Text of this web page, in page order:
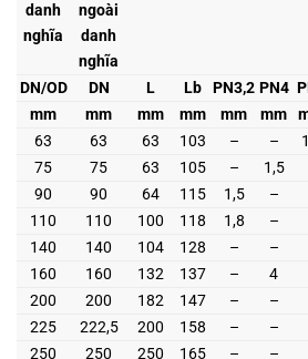
danh
nghĩa
ngoài
danh
nghĩa
DN/OD DN L Lb PN3,2 PN4
mm
mm mm mm mm mm
63
63 63 103 – –
75
75 63 105 – 1,5
90
90 64 115 1,5 –
110
110 100 118 1,8 –
140
140 104 128 – –
160
160 132 137 – 4
200
200 182 147 – –
225
222,5 200 158 – –
250
250 250 165 – –